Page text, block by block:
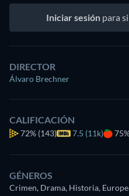
Iniciar sesión para
DIRECTOR
Álvaro Brechner
CALIFICACIÓN
72% (143) 7.5 (11k)
GÉNEROS
Crimen, Drama, Historia,